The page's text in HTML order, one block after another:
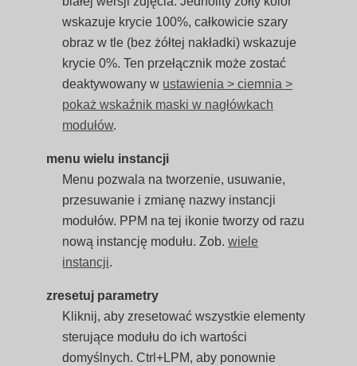
wskazuje krycie 100%, całkowicie szary
obraz w tle (bez żółtej nakładki) wskazuje
krycie 0%. Ten przełącznik może zostać
deaktywowany w ustawienia > ciemnia >
pokaż wskaźnik maski w nagłówkach
modułów.
menu wielu instancji
Menu pozwala na tworzenie, usuwanie,
przesuwanie i zmianę nazwy instancji
modułów. PPM na tej ikonie tworzy od razu
nową instancję modułu. Zob.wiele
instancji.
zresetuj parametry
Kliknij, aby zresetować wszystkie elementy
sterujące modułu do ich wartości
domyślnych. Ctrl+LPM, aby ponownie